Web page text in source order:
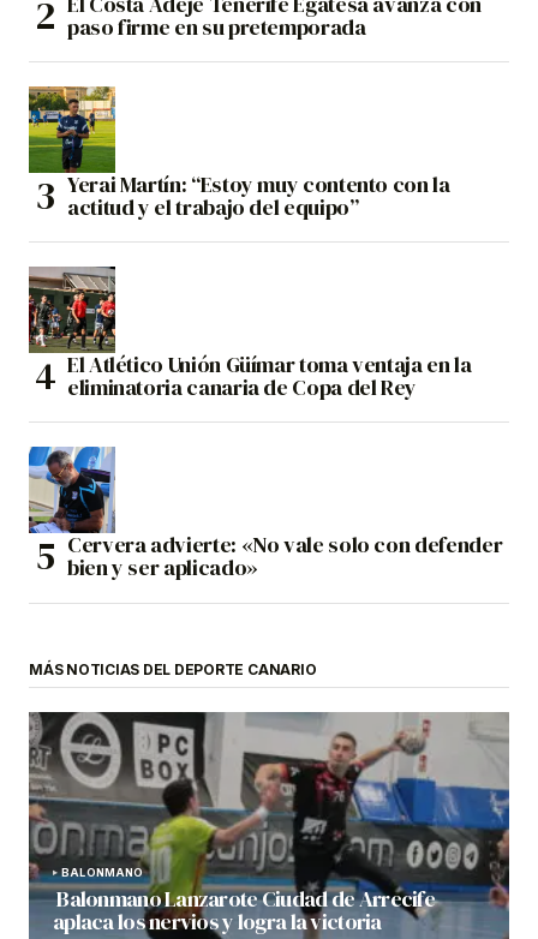
paso firme en su pretemporada
Yerai Martín: “Estoy muy contento con la
actitud y el trabajo del equipo”
El Atlético Unión Güímar toma ventaja en la
eliminatoria canaria de Copa del Rey
Cervera advierte: «No vale solo con defender
bien y ser aplicado»
MÁS NOTICIAS DEL DEPORTE CANARIO
BALONMANO
Balonmano Lanzarote Ciudad de Arrecife
aplaca los nervios y logra la victoria